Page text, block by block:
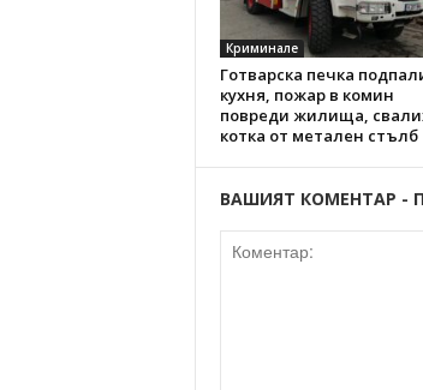
Криминале
Готварска печка
кухня, пожар в комин
повреди жилища,
котка от метален стълб
ВАШИЯТ КОМЕНТАР -